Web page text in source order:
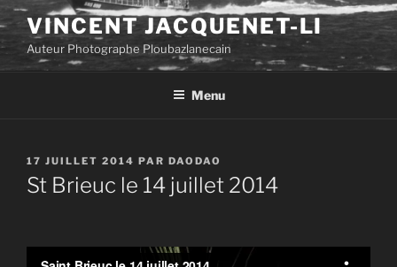
Aller
au
contenu
principal
VINCENT JACQUENET-LI
Auteur Photographe Ploubazlanecain
Menu
PUBLIÉ
LE
17 JUILLET 2014 PAR DAODAO
St Brieuc le 14 juillet 2014